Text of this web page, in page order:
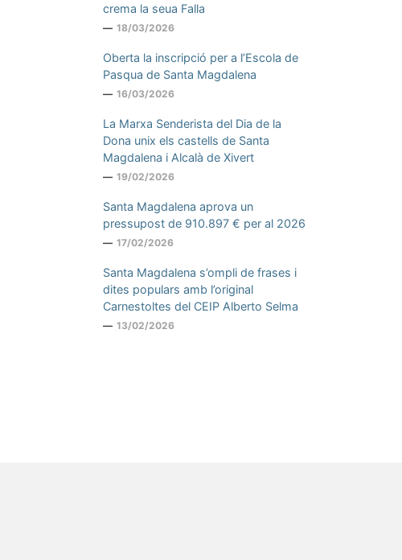
crema la seua Falla
18/03/2026
Oberta la inscripció per a l’Escola de
Pasqua de Santa Magdalena
16/03/2026
La Marxa Senderista del Dia de la
Dona unix els castells de Santa
Magdalena i Alcalà de Xivert
19/02/2026
Santa Magdalena aprova un
pressupost de 910.897 € per al 2026
17/02/2026
Santa Magdalena s’ompli de frases i
dites populars amb l’original
Carnestoltes del CEIP Alberto Selma
13/02/2026